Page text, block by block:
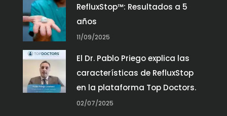
RefluxStop™: Resultados a 5
años
11/09/2025
El Dr. Pablo Priego explica las
características de RefluxStop
en la plataforma Top Doctors.
02/07/2025